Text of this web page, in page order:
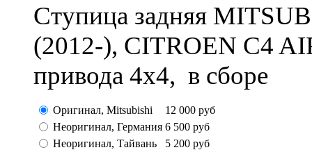
Ступица задняя
(2012-), CITROEN C4
привода 4x4, в сборе
Оригинал, Mitsubishi 12 000 руб
Неоригинал, Германия 6 500 руб
Неоригинал, Тайвань
5 200 руб